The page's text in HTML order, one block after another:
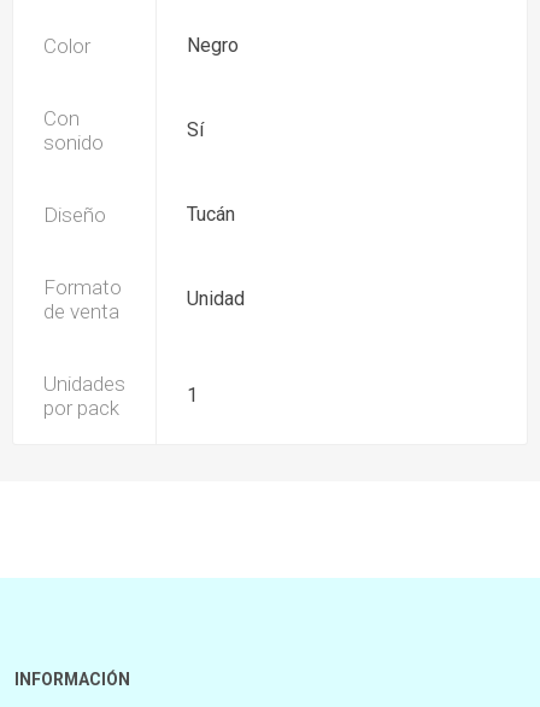
Color Negro
Con
sonido
Sí
Diseño Tucán
Formato
de venta
Unidad
Unidades
por pack
1
INFORMACIÓN